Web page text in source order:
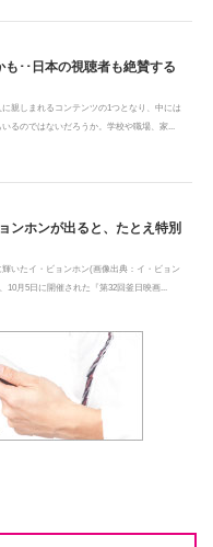
･･日本の視聴者も絶賛する
親しまれるコンテンツの1つとなり、中には
るのではないだろうか。学校や職場、家...
ンホンが出ると、たとえ特別
輝いたイ・ビョンホン(画像出典：イ・ビョン
10月5日に開催された『第32回釜日映画...